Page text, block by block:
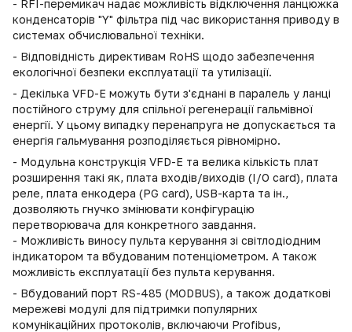
- RFI-перемикач надає можливість відключення ланцюжка
конденсаторів "Y" фільтра під час використання приводу в
системах обчислювальної техніки.
- Відповідність директивам RoHS щодо забезпечення
екологічної безпеки експлуатації та утилізації.
- Декілька VFD-E можуть бути з'єднані в паралель у ланці
постійного струму для спільної регенерації гальмівної
енергії. У цьому випадку перенапруга не допускається та
енергія гальмування розподіляється рівномірно.
- Модульна конструкція VFD-E та велика кількість плат
розширення такі як, плата входів/виходів (I/O card), плата
реле, плата енкодера (PG card), USB-карта та ін.,
дозволяють гнучко змінювати конфігурацію
перетворювача для конкретного завдання.
- Можливість виносу пульта керування зі світлодіодним
індикатором та вбудованим потенціометром. А також
можливість експлуатації без пульта керування.
- Вбудований порт RS-485 (MODBUS), а також додаткові
мережеві модулі для підтримки популярних
комунікаційних протоколів, включаючи Profibus,